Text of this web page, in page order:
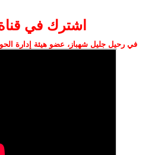
اشترك في
في رحيل جليل شهباز، عضو هيئة إدارة